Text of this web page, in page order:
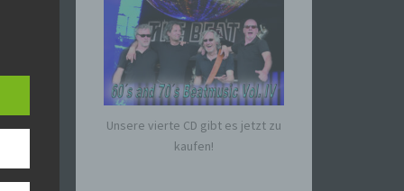
Unsere vierte CD gibt es jetzt zu
kaufen!